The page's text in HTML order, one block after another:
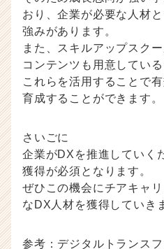
おり、企業が必要な人材
強みがあります。
また、スキルアップスク
コンテンツも用意してい
これらを活用することで
育成することができます。
さいごに
企業がDXを推進していく
獲得が必須となります。
ぜひこの機会にチアキャ
なDX人材を獲得していき
参考：デジタルトランス